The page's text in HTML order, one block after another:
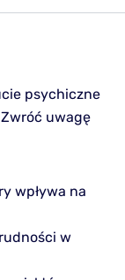
psychiczne
uwagę
wpływa na
w